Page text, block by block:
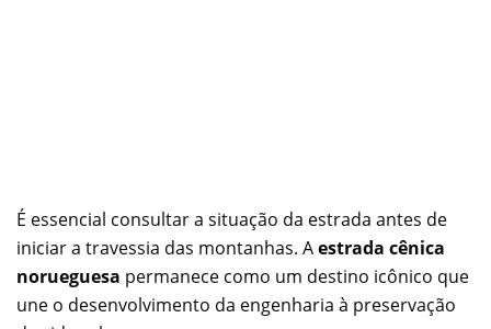
É essencial consultar a situação da estrada antes de
iniciar a travessia das montanhas. Aestrada cênica
norueguesa permanece como um destino icônico que
une o desenvolvimento da engenharia à preservação